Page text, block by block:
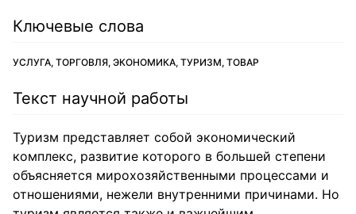
Ключевые слова
УСЛУГА, ТОРГОВЛЯ, ЭКОНОМИКА, ТУРИЗМ, ТОВАР
Текст научной работы
Туризм представляет собой экономический
комплекс, развитие которого в большей степени
объясняется мирохозяйственными процессами и
отношениями, нежели внутренними причинами. Но